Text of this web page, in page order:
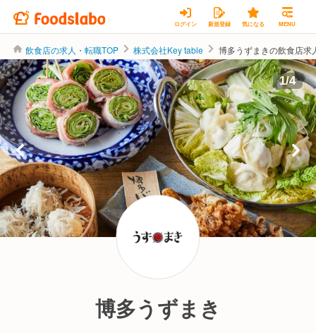
ログイン 新規登録 気になる MENU
飲食店の求人・転職TOP 株式会社Key table 博多うずまきの飲食店求
株式会社Key table 1/4
博多うずまき